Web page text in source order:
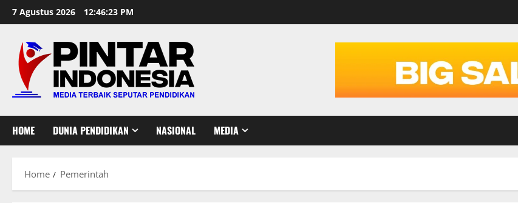
Skip
to
7 Agustus 2026 12:46:23 PM
HOME DUNIA PENDIDIKAN NASIONAL MEDIA
Home Pemerintah